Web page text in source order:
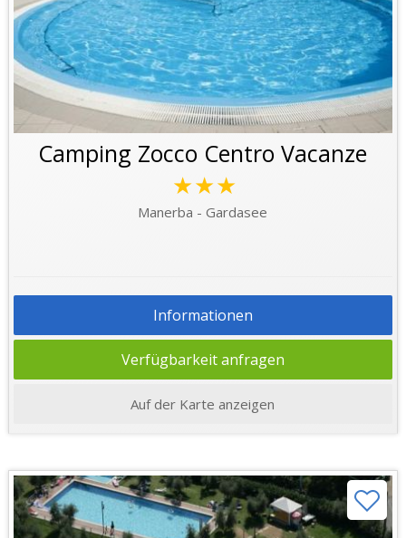
Camping Zocco Centro Vacanze
★★★
Manerba - Gardasee
Informationen
Verfügbarkeit anfragen
Auf der Karte anzeigen